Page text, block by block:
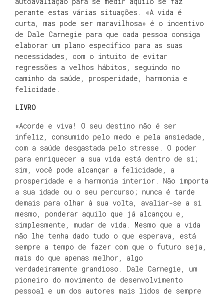
perante estas várias situações. «A vida é
curta, mas pode ser maravilhosa» é o incentivo
de Dale Carnegie para que cada pessoa consiga
elaborar um plano específico para as suas
necessidades, com o intuito de evitar
regressões a velhos hábitos, seguindo no
caminho da saúde, prosperidade, harmonia e
felicidade.
LIVRO
«Acorde e viva! O seu destino não é ser
infeliz, consumido pelo medo e pela ansiedade,
com a saúde desgastada pelo stresse. O poder
para enriquecer a sua vida está dentro de si;
sim, você pode alcançar a felicidade, a
prosperidade e a harmonia interior. Não importa
a sua idade ou o seu percurso; nunca é tarde
demais para olhar à sua volta, avaliar-se a si
mesmo, ponderar aquilo que já alcançou e,
simplesmente, mudar de vida. Mesmo que a vida
não lhe tenha dado tudo o que esperava, está
sempre a tempo de fazer com que o futuro seja,
mais do que apenas melhor, algo
verdadeiramente grandioso. Dale Carnegie, um
pioneiro do movimento de desenvolvimento
pessoal e um dos autores mais lidos de sempre